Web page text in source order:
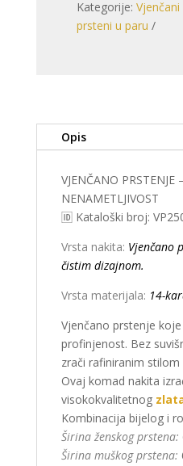
Kategorije:
prsteni u paru
Opis
VJENČANO PRSTENJE
NENAMETLJIVOST
🆔 Kataloški broj:
Vrsta nakita: Vjenčano
čistim dizajnom.
Vrsta materijala: 14-
Vjenčano prstenje
profinjenost. Bez
zrači rafiniranim
Ovaj komad nakita
visokokvalitetnog
Kombinacija bijelog i
Širina ženskog prstena:
Širina muškog prstena: